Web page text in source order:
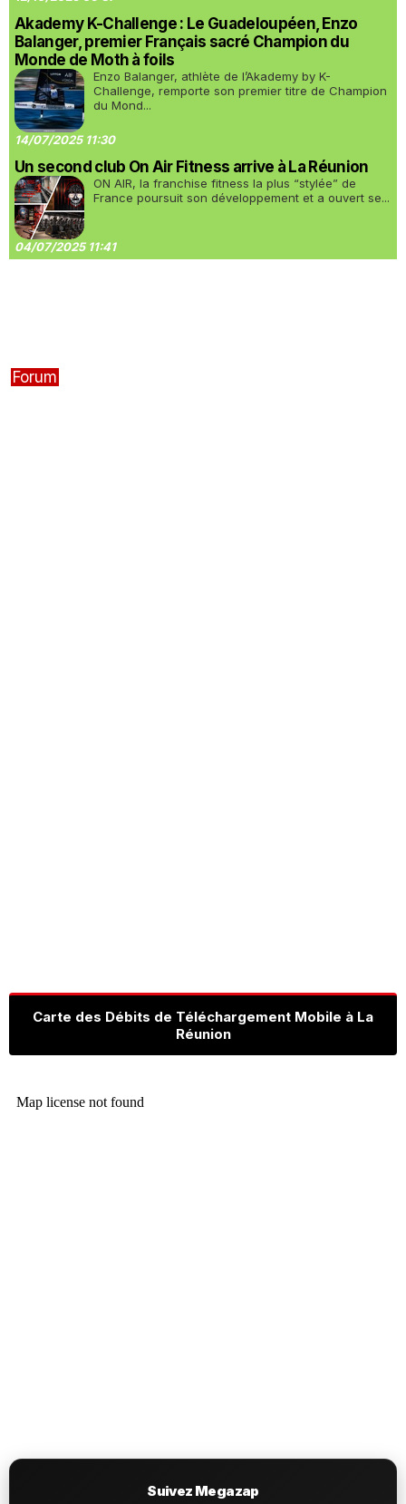
Akademy K-Challenge : Le Guadeloupéen, Enzo
Balanger, premier Français sacré Champion du
Monde de Moth à foils
Enzo Balanger, athlète de l’Akademy by K-
Challenge, remporte son premier titre de Champion
du Mond...
14/07/2025 11:30
Un second club On Air Fitness arrive à La Réunion
ON AIR, la franchise fitness la plus “stylée” de
France poursuit son développement et a ouvert se...
04/07/2025 11:41
Forum
Carte des Débits de Téléchargement Mobile à La
Réunion
Suivez Megazap